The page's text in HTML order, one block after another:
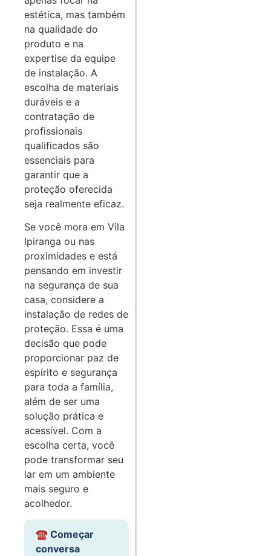
estética, mas também
na qualidade do
produto e na
expertise da equipe
de instalação. A
escolha de materiais
duráveis e a
contratação de
profissionais
qualificados são
essenciais para
garantir que a
proteção oferecida
seja realmente eficaz.
Se você mora em Vila
Ipiranga ou nas
proximidades e está
pensando em investir
na segurança de sua
casa, considere a
instalação de redes de
proteção. Essa é uma
decisão que pode
proporcionar paz de
espírito e segurança
para toda a família,
além de ser uma
solução prática e
acessível. Com a
escolha certa, você
pode transformar seu
lar em um ambiente
mais seguro e
acolhedor.
☎️ Começar
conversa